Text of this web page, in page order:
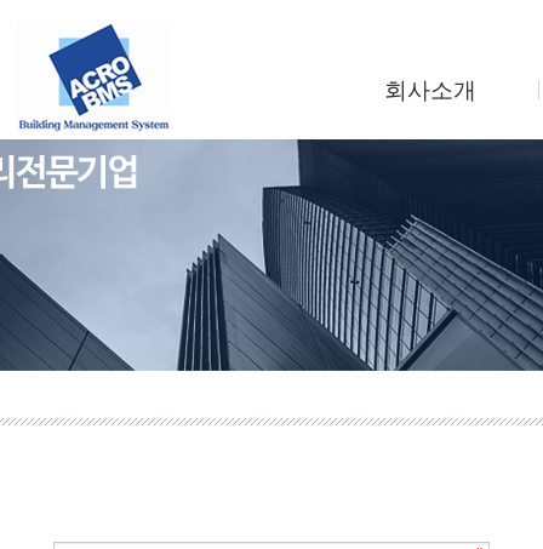
회사소개
조직도
사업소개
찾아오시는길